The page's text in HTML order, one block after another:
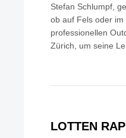
Stefan Schlumpf,
ob auf Fels oder
professionellen
Zürich, um seine
LOTTEN